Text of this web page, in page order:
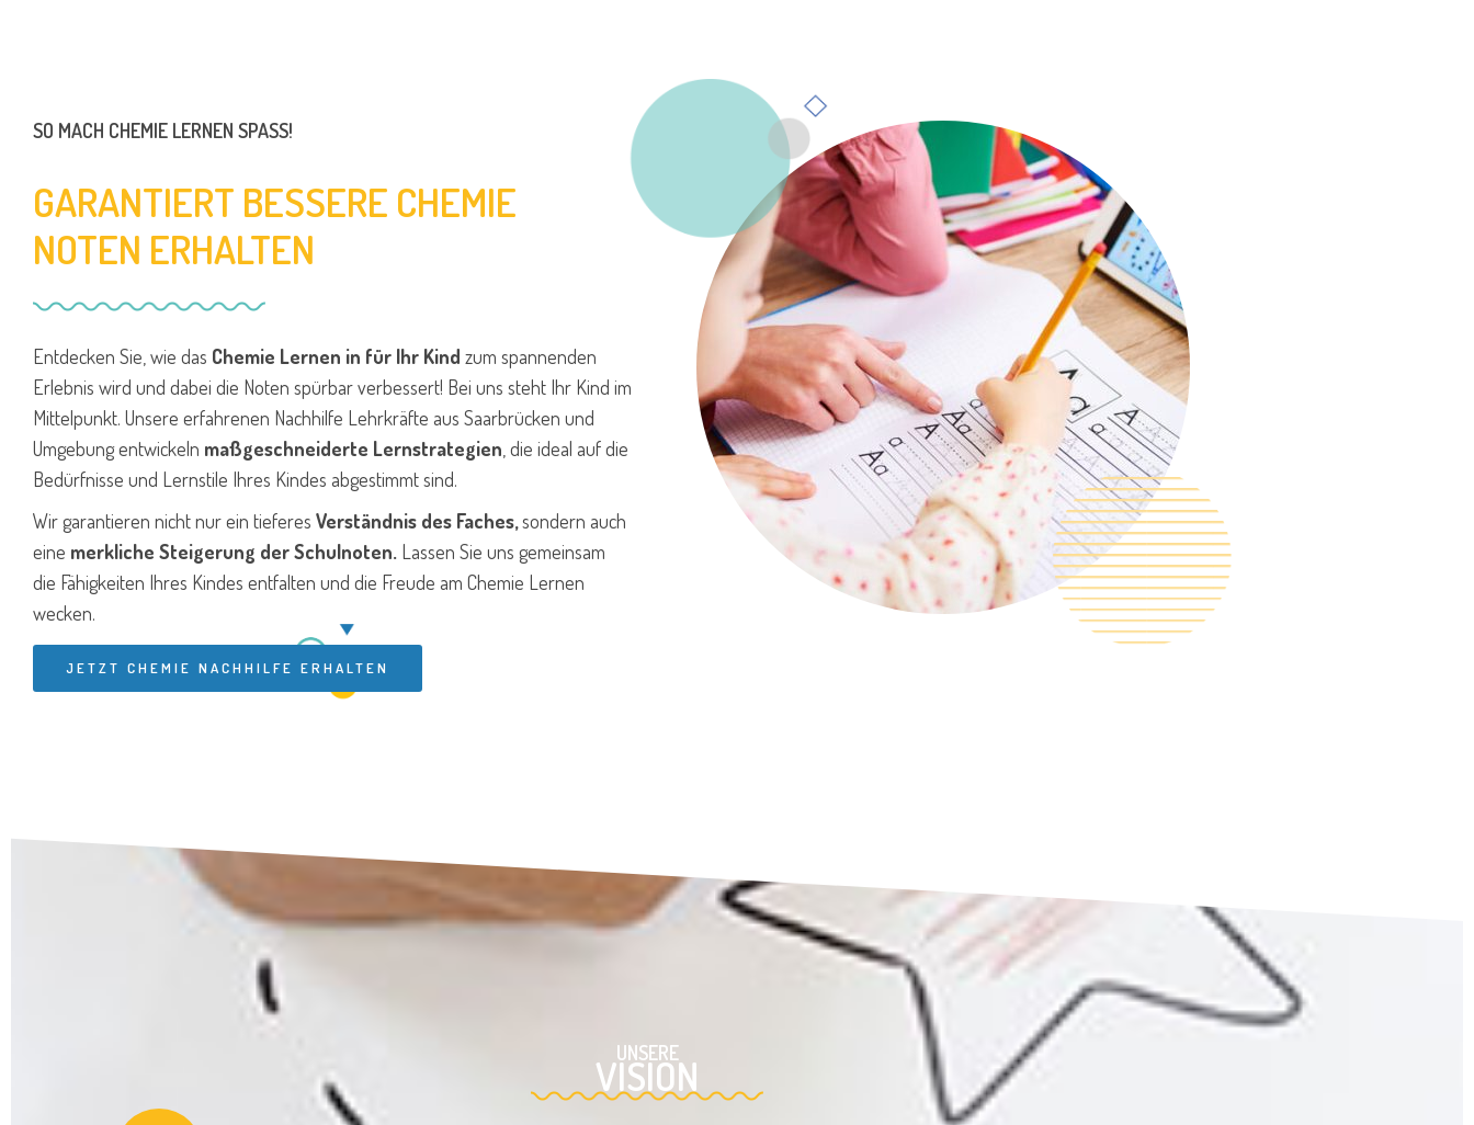
SO MACH CHEMIE LERNEN SPASS!
GARANTIERT BESSERE CHEMIE
NOTEN ERHALTEN
Entdecken Sie, wie das Chemie Lernen in für Ihr Kind zum spannenden
Erlebnis wird und dabei die Noten spürbar verbessert! Bei uns steht Ihr Kind im
Mittelpunkt. Unsere erfahrenen Nachhilfe Lehrkräfte aus Saarbrücken und
Umgebung entwickeln maßgeschneiderte Lernstrategien , die ideal auf die
Bedürfnisse und Lernstile Ihres Kindes abgestimmt sind.
Wir garantieren nicht nur ein tieferes Verständnis des Faches,sondern auch
eine merkliche Steigerung der Schulnoten. Lassen Sie uns gemeinsam
die Fähigkeiten Ihres Kindes entfalten und die Freude am Chemie Lernen
wecken.
JETZT CHEMIE NACHHILFE ERHALTEN
UNSERE
VISION